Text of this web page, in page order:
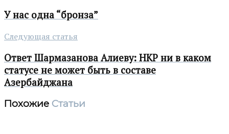
У нас одна “бронза”
Следующая статья
Ответ Шармазанова Алиеву: НКР ни в каком
статусе не может быть в составе
Азербайджана
Похожие Статьи